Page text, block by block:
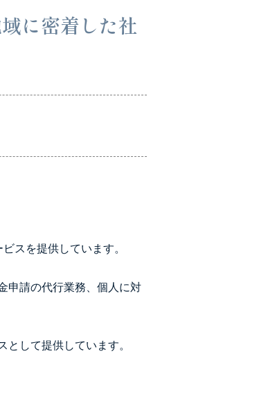
に密着した社
スを提供しています。
申請の代行業務、個人に対
して提供しています。